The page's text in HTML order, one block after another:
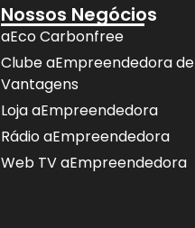
Nossos Negócios
aEco Carbonfree
Clube aEmpreendedora de
Vantagens
Loja aEmpreendedora
Rádio aEmpreendedora
Web TV aEmpreendedora